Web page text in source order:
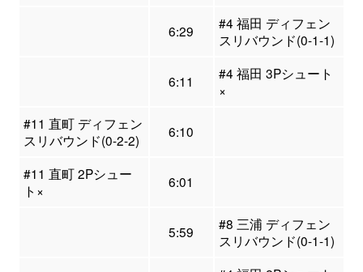
6:29
#4 福田 ディフェン
スリバウンド(0-1-1)
6:11
#4 福田 3Pシュート
×
#11 直町 ディフェン
スリバウンド(0-2-2)
6:10
#11 直町 2Pシュー
ト×
6:01
5:59
#8 三浦 ディフェン
スリバウンド(0-1-1)